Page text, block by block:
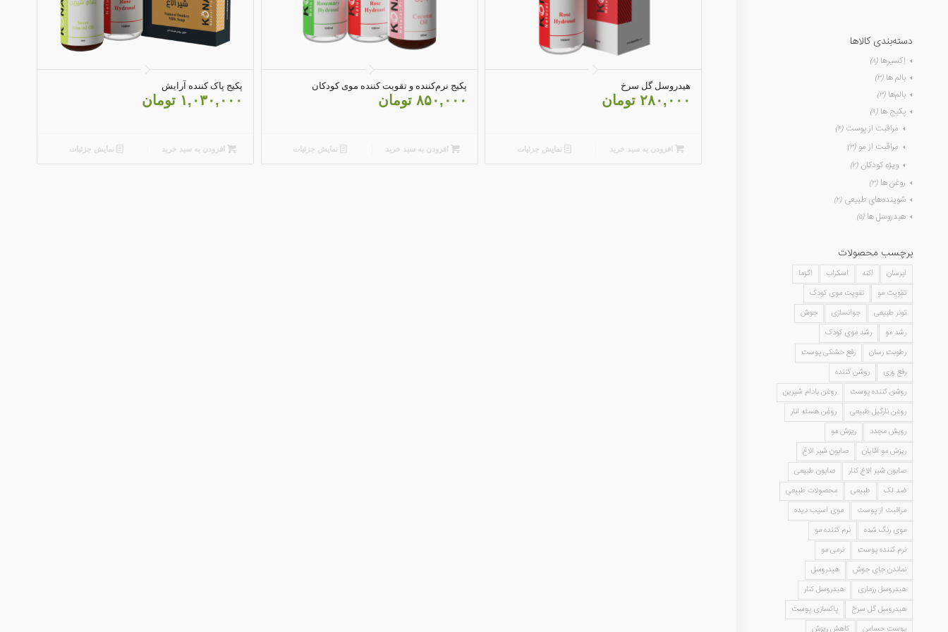
4.20
هیدروسل گل سرخ
۲۸۰,۰۰۰ تومان
افزودن به سبد خرید نمایش جزئیات
4.75
پکیج نرم‌کننده و تقویت کننده موی کودکان
۸۵۰,۰۰۰ تومان
افزودن به سبد خرید نمایش جزئیات
5.00
پکیج پاک کننده آرایش
۱,۰۳۰,۰۰۰ تومان
افزودن به سبد خرید نمایش جزئیات
دسته‌بندی کالاها
اِکسیرها (۸)
بالم ها (۳)
بالم‌ها (۳)
پکیج ها (۹)
مراقبت از پوست (۴)
مراقبت از مو (۳)
ویژه کودکان (۲)
روغن ها (۳)
شوینده‌های طبیعی (۲)
هیدروسل ها (۵)
برچسب محصولات
آبرسان آکنه اسکراب
اگزما
تقویت مو
تقویت موی کودک
تونر طبیعی
جوانسازی
جوش
رشد مو
رشد موی کودک
رطوبت رسان
رفع خشکی پوست
رفع وزی
روشن کننده
روشن کننده پوست
روغن بادام شیرین
روغن نارگیل طبیعی
روغن هسته انار
رویش مجدد
ریزش مو
ریزش مو آقایان
صابون شیر الاغ
صابون شیر الاغ کنار
صابون طبیعی
ضد لک
طبیعی
محصولات طبیعی
مراقبت از پوست
موی آسیب دیده
موی رنگ شده
نرم کننده مو
نرم کننده پوست
نرمی مو
نماندن جای جوش
هیدروسل
هیدروسل رزماری
هیدروسل کنار
هیدروسل گل سرخ
پاکسازی پوست
پوست حساس
کاهش ریزش